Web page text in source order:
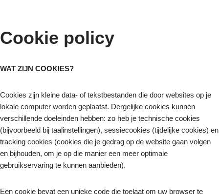
Cookie policy
WAT ZIJN COOKIES?
Cookies zijn kleine data- of tekstbestanden die door websites op je
lokale computer worden geplaatst. Dergelijke cookies kunnen
verschillende doeleinden hebben: zo heb je technische cookies
(bijvoorbeeld bij taalinstellingen), sessiecookies (tijdelijke cookies) en
tracking cookies (cookies die je gedrag op de website gaan volgen
en bijhouden, om je op die manier een meer optimale
gebruikservaring te kunnen aanbieden).
Een cookie bevat een unieke code die toelaat om uw browser te